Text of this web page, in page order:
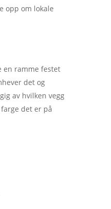
opp om lokale
en ramme festet
det og
av hvilken vegg
det er på